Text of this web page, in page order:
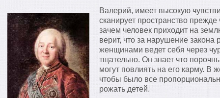
Валерий, имеет высокую
сканирует пространство
зачем человек приходит на
верит, что за нарушение закона
женщинами ведет себя через
тщательно. Он знает что
могут повлиять на его карму. В
чтобы было все
рожать детей.